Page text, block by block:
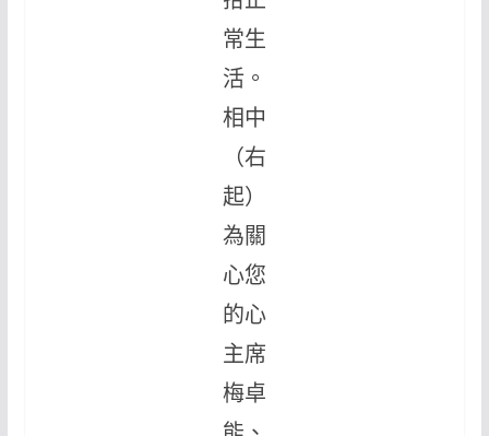
常生
活。
相中
（右
起）
為關
心您
的心
主席
梅卓